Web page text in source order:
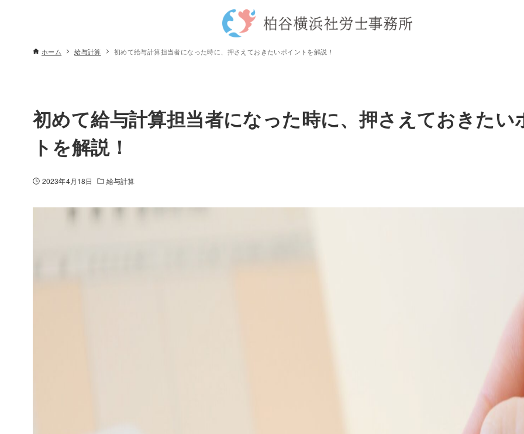
ホーム 給与計算 初めて給与計算担当者になった時に、押さえておきたいポイントを解説！
初めて給与計算担当者になった時に、押さえておきたい
トを解説！
2023年4月18日 給与計算